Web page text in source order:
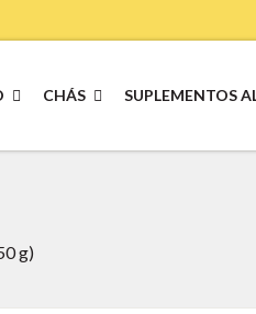
CHÁS SUPLEMENTOS
g)